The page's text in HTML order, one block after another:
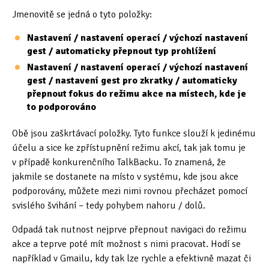
Jmenovitě se jedná o tyto položky:
Nastavení / nastavení operací / výchozí nastavení
gest / automaticky přepnout typ prohlížení
Nastavení / nastavení operací / výchozí nastavení
gest / nastavení gest pro zkratky / automaticky
přepnout fokus do režimu akce na místech, kde je
to podporováno
Obě jsou zaškrtávací položky. Tyto funkce slouží k jedinému
účelu a sice ke zpřístupnění režimu akcí, tak jak tomu je
v případě konkurenčního TalkBacku. To znamená, že
jakmile se dostanete na místo v systému, kde jsou akce
podporovány, můžete mezi nimi rovnou přecházet pomocí
svislého švihání – tedy pohybem nahoru / dolů.
Odpadá tak nutnost nejprve přepnout navigaci do režimu
akce a teprve poté mít možnost s nimi pracovat. Hodí se
například v Gmailu, kdy tak lze rychle a efektivně mazat či